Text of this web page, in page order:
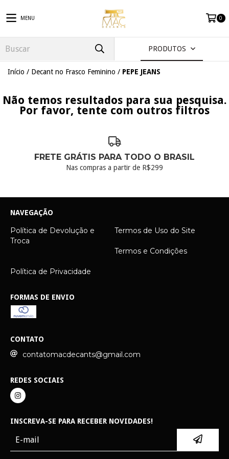
MENU 0
PRODUTOS
Início / Decant no Frasco Feminino / PEPE JEANS
Não temos resultados para sua pesquisa.
Por favor, tente com outros filtros
FRETE GRÁTIS PARA TODO O BRASIL
Nas compras a partir de R$299
NAVEGAÇÃO
Política de Devolução e
Troca
Termos de Uso do Site
Termos e Condições
Política de Privacidade
FORMAS DE ENVIO
CONTATO
contatomacdecants@gmail.com
REDES SOCIAIS
INSCREVA-SE PARA RECEBER NOVIDADES!